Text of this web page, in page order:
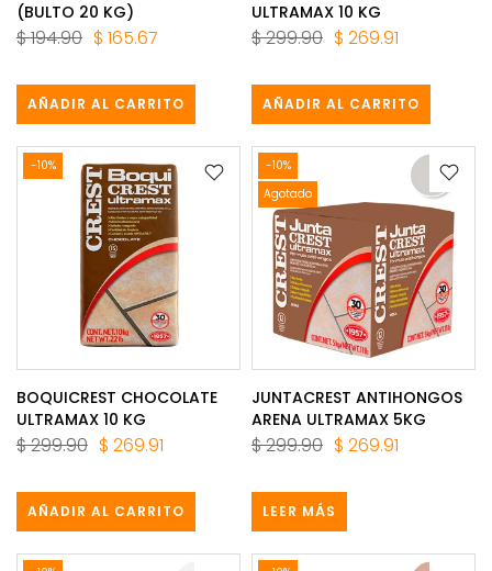
(BULTO 20 KG)
$ 194.90 $ 165.67
AÑADIR AL CARRITO
ULTRAMAX 10 KG
$ 299.90 $ 269.91
AÑADIR AL CARRITO
-10%
BOQUICREST CHOCOLATE
ULTRAMAX 10 KG
$ 299.90 $ 269.91
AÑADIR AL CARRITO
-10%
Agotado
JUNTACREST ANTIHONGOS
ARENA ULTRAMAX 5KG
$ 299.90 $ 269.91
LEER MÁS